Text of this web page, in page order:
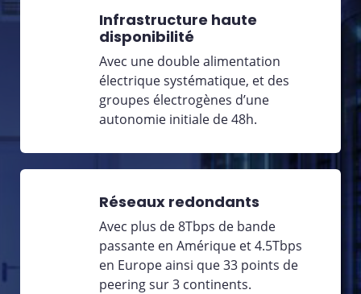
Infrastructure haute
disponibilité
Avec une double alimentation
électrique systématique, et des
groupes électrogènes d’une
autonomie initiale de 48h.
Réseaux redondants
Avec plus de 8Tbps de bande
passante en Amérique et 4.5Tbps
en Europe ainsi que 33 points de
peering sur 3 continents.